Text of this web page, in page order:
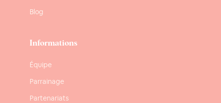
Blog
Informations
Équipe
Parrainage
Partenariats